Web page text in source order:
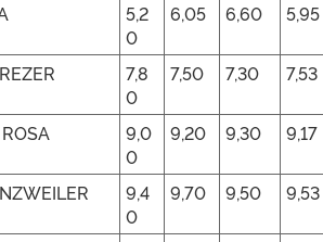
5,2
0
6,05 6,60 5,95
7,8
0
7,50 7,30 7,53
9,0
0
9,20 9,30 9,17
9,4
0
9,70 9,50 9,53